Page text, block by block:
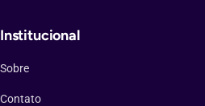
Institucional
Sobre
Contato